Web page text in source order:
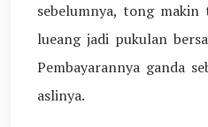
sebelumnya, tong
lueang jadi pukulan
Pembayarannya ganda
aslinya.